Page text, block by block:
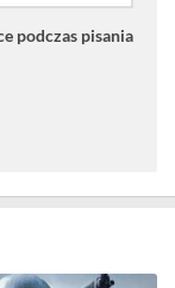
podczas pisania